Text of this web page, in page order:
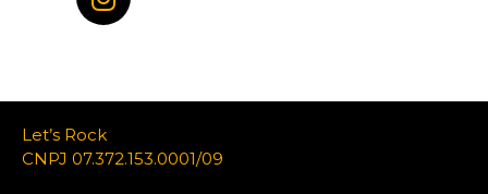
Let’s Rock
CNPJ 07.372.153.0001/09